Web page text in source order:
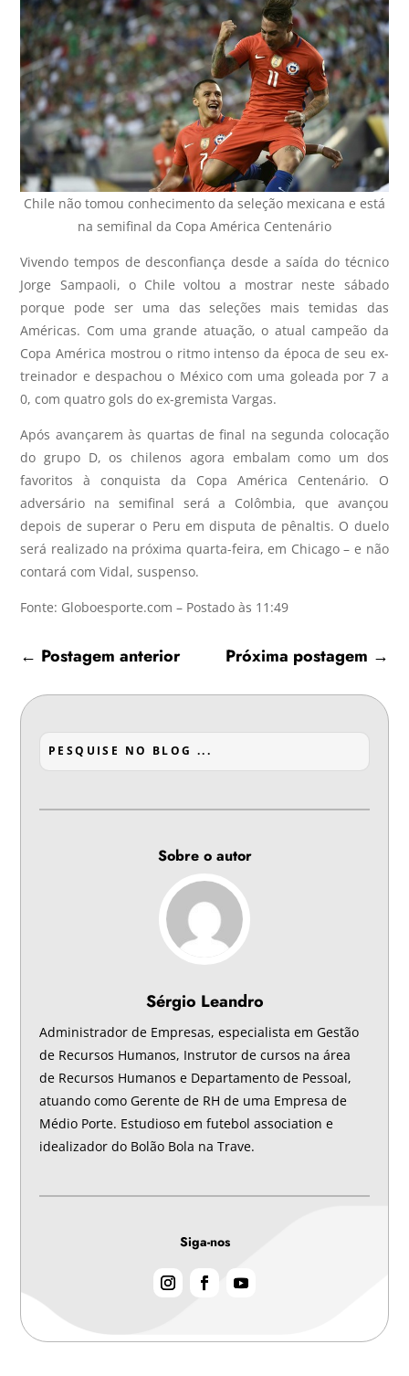
Chile não tomou conhecimento da seleção mexicana e está
na semifinal da Copa América Centenário
Vivendo tempos de desconfiança desde a saída do técnico
Jorge Sampaoli, o Chile voltou a mostrar neste sábado
porque pode ser uma das seleções mais temidas das
Américas. Com uma grande atuação, o atual campeão da
Copa América mostrou o ritmo intenso da época de seu ex-
treinador e despachou o México com uma goleada por 7 a
0, com quatro gols do ex-gremista Vargas.
Após avançarem às quartas de final na segunda colocação
do grupo D, os chilenos agora embalam como um dos
favoritos à conquista da Copa América Centenário. O
adversário na semifinal será a Colômbia, que avançou
depois de superar o Peru em disputa de pênaltis. O duelo
será realizado na próxima quarta-feira, em Chicago – e não
contará com Vidal, suspenso.
Fonte: Globoesporte.com – Postado às 11:49
← Postagem anterior Próxima postagem →
Sobre o autor
Sérgio Leandro
Administrador de Empresas, especialista em Gestão
de Recursos Humanos, Instrutor de cursos na área
de Recursos Humanos e Departamento de Pessoal,
atuando como Gerente de RH de uma Empresa de
Médio Porte. Estudioso em futebol association e
idealizador do Bolão Bola na Trave.
Siga-nos